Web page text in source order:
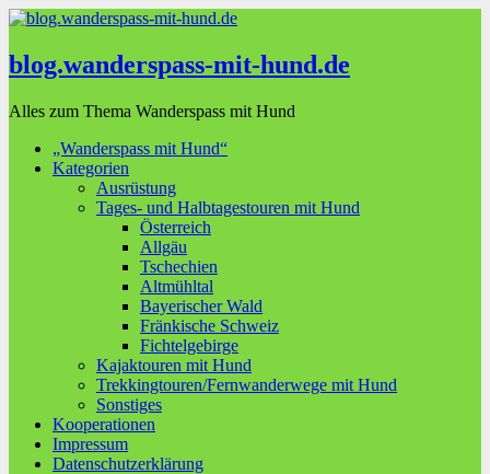
blog.wanderspass-mit-hund.de
Alles zum Thema Wanderspass mit Hund
„Wanderspass mit Hund“
Kategorien
Ausrüstung
Tages- und Halbtagestouren mit Hund
Österreich
Allgäu
Tschechien
Altmühltal
Bayerischer Wald
Fränkische Schweiz
Fichtelgebirge
Kajaktouren mit Hund
Trekkingtouren/Fernwanderwege mit Hund
Sonstiges
Kooperationen
Impressum
Datenschutzerklärung